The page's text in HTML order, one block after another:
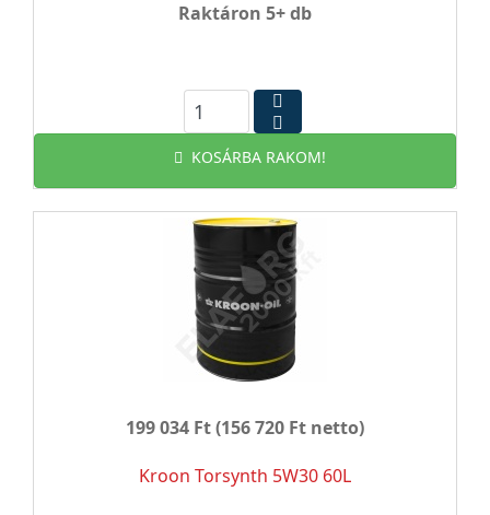
Raktáron 5+ db
KOSÁRBA RAKOM!
199 034 Ft(156 720 Ft netto)
Kroon Torsynth 5W30 60L